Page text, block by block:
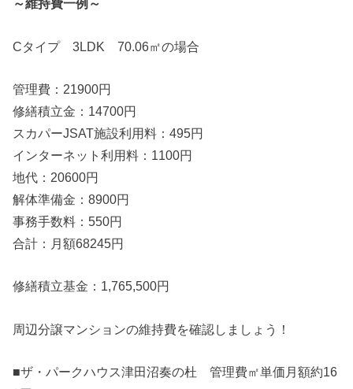
～維持費一例～
Cタイプ 3LDK 70.06㎡の場合
管理費：21900円
修繕積立金：14700円
スカパーJSAT施設利用料：495円
インターネット利用料：1100円
地代：20600円
解体準備金：8900円
事務手数料：550円
合計：月額68245円
修繕積立基金：1,765,500円
周辺分譲マンションの維持費を確認しましょう！
■ザ・パークハウス津田沼奏の杜 管理費㎡単価月額約16